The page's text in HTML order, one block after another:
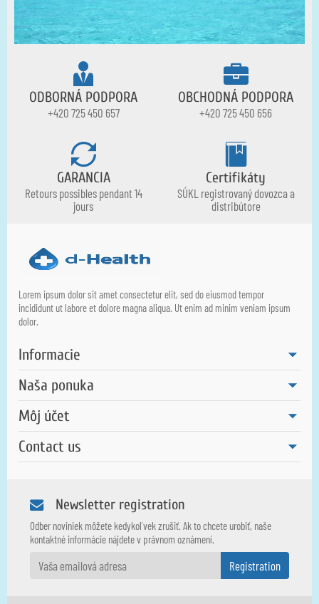
ODBORNÁ PODPORA
+420 725 450 657
OBCHODNÁ PODPORA
+420 725 450 656
GARANCIA
Retours possibles pendant 14
jours
Certifikáty
SÚKL registrovaný dovozca a
distribútore
Lorem ipsum dolor sit amet consectetur elit, sed do eiusmod tempor
incididunt ut labore et dolore magna aliqua. Ut enim ad minim veniam ipsum
dolor.
Informacie
Naša ponuka
Môj účet
Contact us
Newsletter registration
Odber noviniek môžete kedykoľvek zrušiť. Ak to chcete urobiť, naše
kontaktné informácie nájdete v právnom oznámení.